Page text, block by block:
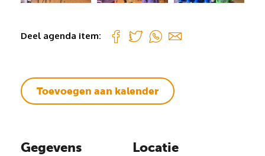
Deel agenda item:
Toevoegen aan kalender
Gegevens Locatie